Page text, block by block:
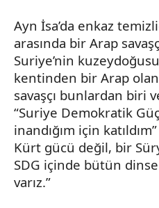
Ayn İsa’da enkaz
arasında bir Arap
Suriye’nin
kentinden bir Arap olan
savaşçı bunlardan biri
“Suriye Demokratik
inandığım için
Kürt gücü değil, bir
SDG içinde bütün
varız.”